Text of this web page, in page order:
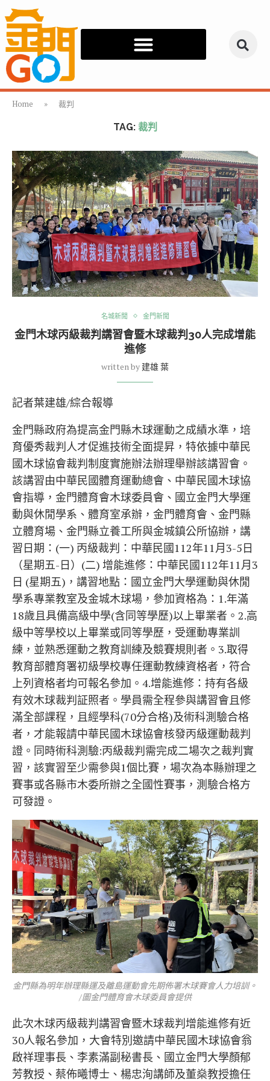
Home » 裁判
TAG: 裁判
名城新聞 金門新聞
金門木球丙級裁判講習會暨木球裁判30人完成增能
進修
written by 建雄 葉
記者葉建雄/綜合報導
金門縣政府為提高金門縣木球運動之成績水準，培
育優秀裁判人才促進技術全面提昇，特依據中華民
國木球協會裁判制度實施辦法辦理舉辦該講習會。
該講習由中華民國體育運動總會、中華民國木球協
會指導，金門體育會木球委員會、國立金門大學運
動與休閒學系、體育室承辦，金門體育會、金門縣
立體育場、金門縣立養工所與金城鎮公所協辦，講
習日期：(一) 丙級裁判：中華民國112年11月3-5日
（星期五-日）(二) 增能進修：中華民國112年11月3
日 (星期五)，講習地點：國立金門大學運動與休閒
學系專業教室及金城木球場，參加資格為：1.年滿
18歲且具備高級中學(含同等學歷)以上畢業者。2.高
級中等學校以上畢業或同等學歷，受運動專業訓
練，並熟悉運動之教育訓練及競賽規則者。3.取得
教育部體育署初級學校專任運動教練資格者，符合
上列資格者均可報名參加。4.增能進修：持有各級
有效木球裁判証照者。學員需全程參與講習會且修
滿全部課程，且經學科(70分合格)及術科測驗合格
者，才能報請中華民國木球協會核發丙級運動裁判
證。同時術科測驗:丙級裁判需完成二場次之裁判實
習，該實習至少需參與1個比賽，場次為本縣辦理之
賽事或各縣市木委所辦之全國性賽事，測驗合格方
可發證。
金門縣為明年辦理縣運及離島運動會先期佈署木球賽會人力培訓。
/圖金門體育會木球委員會提供
此次木球丙級裁判講習會暨木球裁判增能進修有近
30人報名參加，大會特別邀請中華民國木球協會翁
啟祥理事長、李素滿副秘書長、國立金門大學顏郁
芳教授、蔡佈曦博士、楊忠洵講師及董燊教授擔任